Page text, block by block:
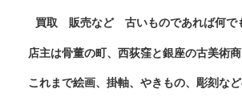
買取 販売など 古いものであれば何で
店主は骨董の町、西荻窪と銀座の古美術
これまで絵画、掛軸、やきもの、彫刻な